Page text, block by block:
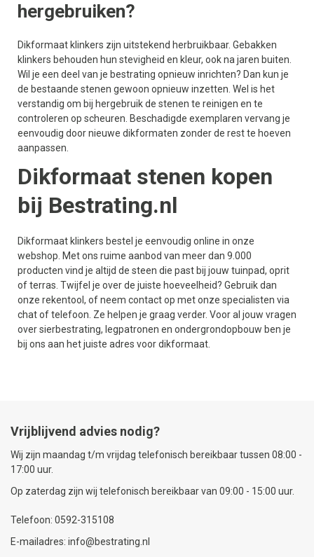
hergebruiken?
Dikformaat klinkers zijn uitstekend herbruikbaar. Gebakken
klinkers behouden hun stevigheid en kleur, ook na jaren buiten.
Wil je een deel van je bestrating opnieuw inrichten? Dan kun je
de bestaande stenen gewoon opnieuw inzetten. Wel is het
verstandig om bij hergebruik de stenen te reinigen en te
controleren op scheuren. Beschadigde exemplaren vervang je
eenvoudig door nieuwe dikformaten zonder de rest te hoeven
aanpassen.
Dikformaat stenen kopen
bij Bestrating.nl
Dikformaat klinkers bestel je eenvoudig online in onze
webshop. Met ons ruime aanbod van meer dan 9.000
producten vind je altijd de steen die past bij jouw tuinpad, oprit
of terras. Twijfel je over de juiste hoeveelheid? Gebruik dan
onze rekentool, of neem contact op met onze specialisten via
chat of telefoon. Ze helpen je graag verder. Voor al jouw vragen
over sierbestrating, legpatronen en ondergrondopbouw ben je
bij ons aan het juiste adres voor dikformaat.
Vrijblijvend advies nodig?
Wij zijn maandag t/m vrijdag telefonisch bereikbaar tussen 08:00 -
17:00 uur.
Op zaterdag zijn wij telefonisch bereikbaar van 09:00 - 15:00 uur.
Telefoon: 0592-315108
E-mailadres: info@bestrating.nl